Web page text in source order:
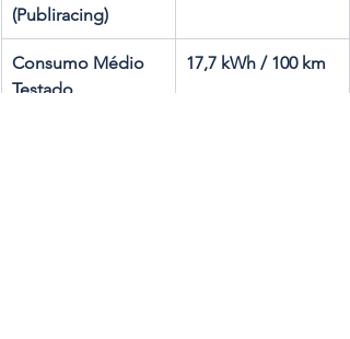
(Publiracing)
Consumo Médio
Testado
17,7 kWh / 100 km